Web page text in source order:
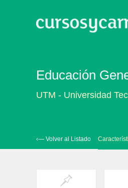
Educación
UTM - Universidad
‹— Volver al Listado